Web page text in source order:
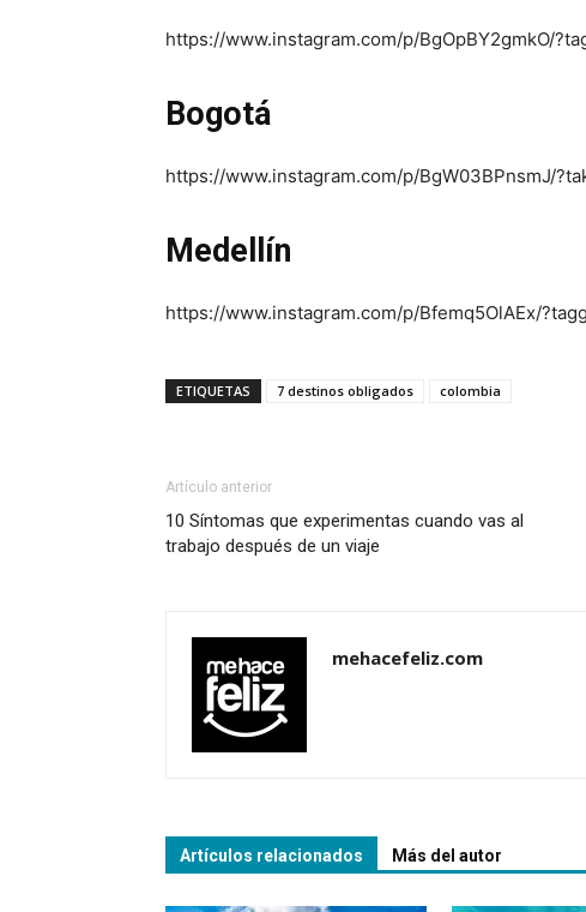
https://www.instagram.com/p/BgOpBY2gmkO/
Bogotá
https://www.instagram.com/p/BgW03BPnsmJ/
Medellín
https://www.instagram.com/p/Bfemq5OlAEx/
ETIQUETAS 7 destinos obligados colombia
Artículo anterior
10 Síntomas que experimentas cuando vas al
trabajo después de un viaje
mehacefeliz.com
Artículos relacionados Más del autor